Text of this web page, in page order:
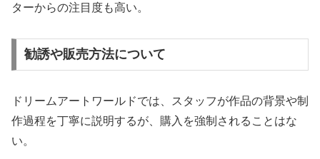
ターからの注目度も高い。
勧誘や販売方法について
ドリームアートワールドでは、スタッフが作品の背景や制
作過程を丁寧に説明するが、購入を強制されることはな
い。